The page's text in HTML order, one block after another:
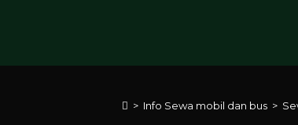
> Info Sewa mobil dan bus >